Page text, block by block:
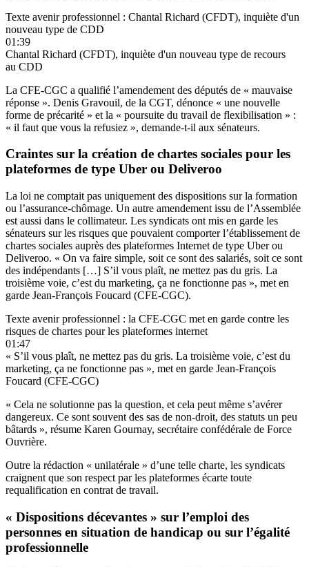
Texte avenir professionnel : Chantal Richard (CFDT), inquiète d'un
nouveau type de CDD
01:39
Chantal Richard (CFDT), inquiète d'un nouveau type de recours
au CDD
La CFE-CGC a qualifié l’amendement des députés de « mauvaise
réponse ». Denis Gravouil, de la CGT, dénonce « une nouvelle
forme de précarité » et la « poursuite du travail de flexibilisation » :
« il faut que vous la refusiez », demande-t-il aux sénateurs.
Craintes sur la création de chartes sociales pour les
plateformes de type Uber ou Deliveroo
La loi ne comptait pas uniquement des dispositions sur la formation
ou l’assurance-chômage. Un autre amendement issu de l’Assemblée
est aussi dans le collimateur. Les syndicats ont mis en garde les
sénateurs sur les risques que pouvaient comporter l’établissement de
chartes sociales auprès des plateformes Internet de type Uber ou
Deliveroo. « On va faire simple, soit ce sont des salariés, soit ce sont
des indépendants […] S’il vous plaît, ne mettez pas du gris. La
troisième voie, c’est du marketing, ça ne fonctionne pas », met en
garde Jean-François Foucard (CFE-CGC).
Texte avenir professionnel : la CFE-CGC met en garde contre les
risques de chartes pour les plateformes internet
01:47
« S’il vous plaît, ne mettez pas du gris. La troisième voie, c’est du
marketing, ça ne fonctionne pas », met en garde Jean-François
Foucard (CFE-CGC)
« Cela ne solutionne pas la question, et cela peut même s’avérer
dangereux. Ce sont souvent des sas de non-droit, des statuts un peu
bâtards », résume Karen Gournay, secrétaire confédérale de Force
Ouvrière.
Outre la rédaction « unilatérale » d’une telle charte, les syndicats
craignent que son respect par les plateformes écarte toute
requalification en contrat de travail.
« Dispositions décevantes » sur l’emploi des
personnes en situation de handicap ou sur l’égalité
professionnelle